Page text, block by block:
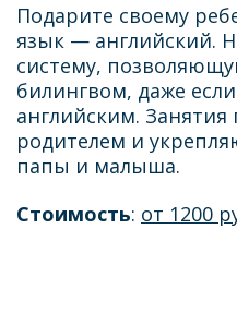
Подарите своему
язык — английский.
систему,
билингвом, даже
английским. Занятия
родителем и
папы и малыша.
Стоимость: от 1200